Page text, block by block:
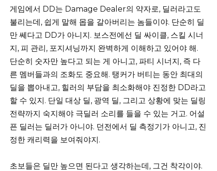
게임에서 DD는 Damage Dealer의 약자로, 딜러라고도
불리는데, 쉽게 말해 몹을 갈아버리는 놈들이야. 단순히 딜
만 쎄다고 DD가 아니지. 보스전에선 딜 싸이클, 스킬 시너
지, 피 관리, 포지셔닝까지 완벽하게 이해하고 있어야 해.
단순히 숫자만 높다고 되는 게 아니고, 파티 시너지, 즉 다
른 멤버들과의 조화도 중요해. 탱커가 버티는 동안 최대의
딜을 뽑아내고, 힐러의 부담을 최소화해야 진정한 DD라고
할 수 있지. 단일 대상 딜, 광역 딜, 그리고 상황에 맞는 딜링
전략까지 숙지해야 극딜러 소리를 들을 수 있는 거고. 어설
픈 딜러는 딜러가 아니야. 던전에서 딜 측정기가 아니고, 진
정한 캐리력을 보여줘야지.
초보들은 딜만 높으면 된다고 생각하는데, 그건 착각이야.